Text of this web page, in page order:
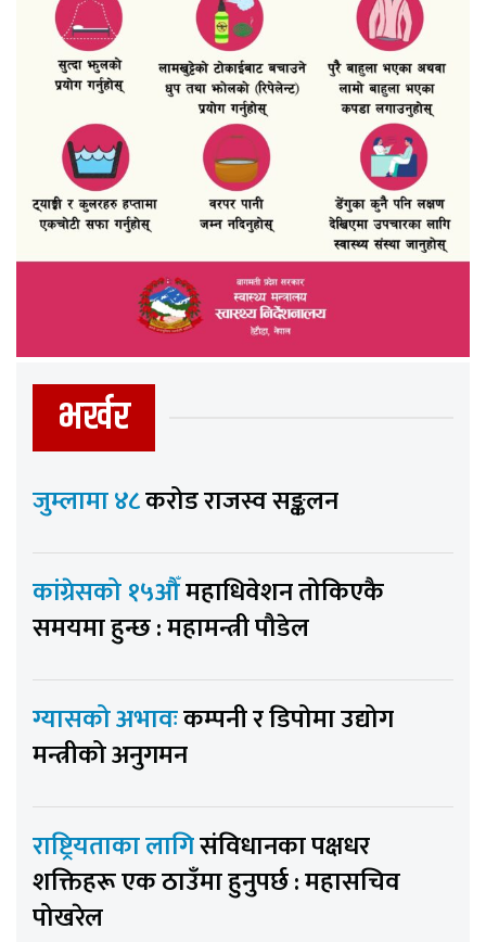
भर्खर
जुम्लामा ४८करोड राजस्व सङ्कलन
कांग्रेसको १५औँमहाधिवेशन तोकिएकै
समयमा हुन्छ : महामन्त्री पौडेल
ग्यासको अभावःकम्पनी र डिपोमा उद्योग
मन्त्रीको अनुगमन
राष्ट्रियताका लागिसंविधानका पक्षधर
शक्तिहरू एक ठाउँमा हुनुपर्छ : महासचिव
पोखरेल